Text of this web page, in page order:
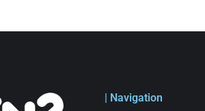
| Navigation